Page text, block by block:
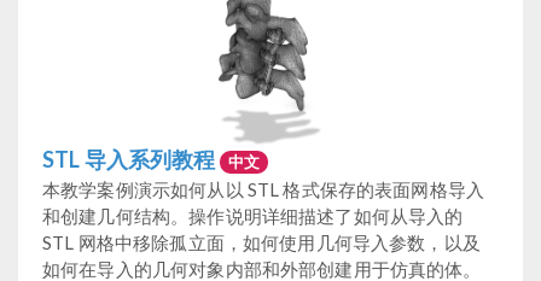
STL 导入系列教程 中文
本教学案例演示如何从以 STL 格式保存的表面网格导入
和创建几何结构。操作说明详细描述了如何从导入的
STL 网格中移除孤立面，如何使用几何导入参数，以及
如何在导入的几何对象内部和外部创建用于仿真的体。